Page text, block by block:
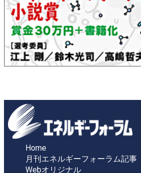
Home
月刊エネルギーフォーラム記事
Webオリジナル